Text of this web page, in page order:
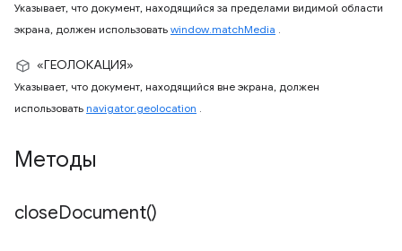
Указывает, что документ, находящийся за пределами видимой области
экрана, должен использовать window.matchMedia .
«ГЕОЛОКАЦИЯ»
Указывает, что документ, находящийся вне экрана, должен
использовать navigator.geolocation .
Методы
closeDocument()